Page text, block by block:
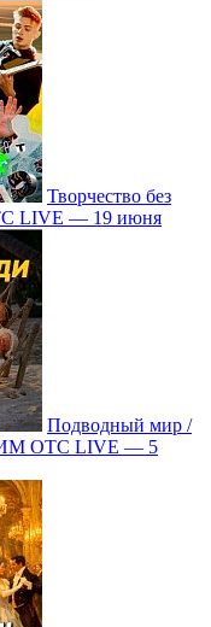
Творчество без
LIVE — 19 июня
Подводный мир /
ОТС LIVE — 5